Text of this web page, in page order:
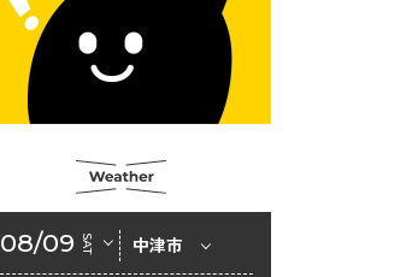
2026年6月10日 令和８年経済
センサス-活動調査
2026年6月9日 令和８年第３
回定例会「一般質問一覧表」
2026年6月5日 新婚世帯の家
2026年6月2日 戸籍に氏名の
振り仮名が記載されます
08/09 SAT 中津市